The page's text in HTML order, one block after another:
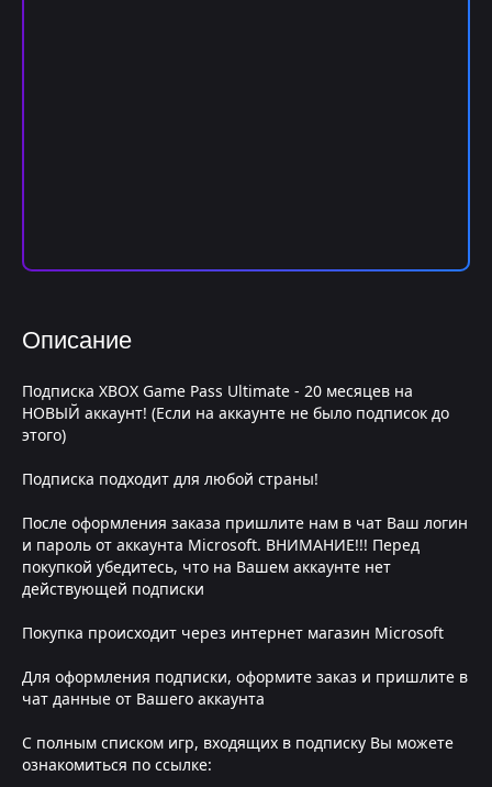
Описание
Подписка XBOX Game Pass Ultimate - 20 месяцев на
НОВЫЙ аккаунт! (Если на аккаунте не было подписок до
этого)
Подписка подходит для любой страны!
После оформления заказа пришлите нам в чат Ваш логин
и пароль от аккаунта Microsoft. ВНИМАНИЕ!!! Перед
покупкой убедитесь, что на Вашем аккаунте нет
действующей подписки
Покупка происходит через интернет магазин Microsoft
Для оформления подписки, оформите заказ и пришлите в
чат данные от Вашего аккаунта
С полным списком игр, входящих в подписку Вы можете
ознакомиться по ссылке: